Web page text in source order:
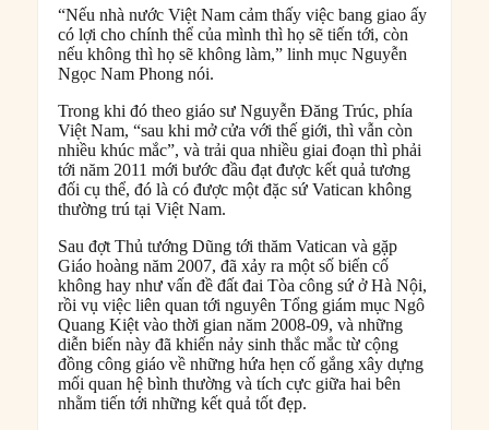
“Nếu nhà nước Việt Nam cảm thấy việc bang giao ấy
có lợi cho chính thể của mình thì họ sẽ tiến tới, còn
nếu không thì họ sẽ không làm,” linh mục Nguyễn
Ngọc Nam Phong nói.
Trong khi đó theo giáo sư Nguyễn Đăng Trúc, phía
Việt Nam, “sau khi mở cửa với thế giới, thì vẫn còn
nhiều khúc mắc”, và trải qua nhiều giai đoạn thì phải
tới năm 2011 mới bước đầu đạt được kết quả tương
đối cụ thể, đó là có được một đặc sứ Vatican không
thường trú tại Việt Nam.
Sau đợt Thủ tướng Dũng tới thăm Vatican và gặp
Giáo hoàng năm 2007, đã xảy ra một số biến cố
không hay như vấn đề đất đai Tòa công sứ ở Hà Nội,
rồi vụ việc liên quan tới nguyên Tổng giám mục Ngô
Quang Kiệt vào thời gian năm 2008-09, và những
diễn biến này đã khiến nảy sinh thắc mắc từ cộng
đồng công giáo về những hứa hẹn cố gắng xây dựng
mối quan hệ bình thường và tích cực giữa hai bên
nhằm tiến tới những kết quả tốt đẹp.